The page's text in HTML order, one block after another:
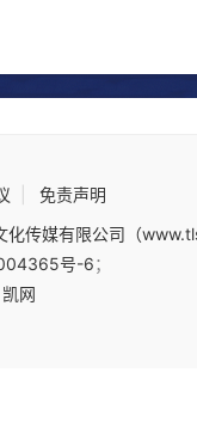
免责声明
化传媒有限公司（
号-6；
网